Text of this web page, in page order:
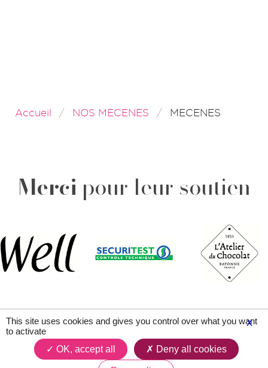
Accueil NOS MECENES MECENES
Merci pour leur soutien
Plan du site Contacts Légal & crédits
X
This site uses cookies and gives you control over what you want
to activate
OK, accept all
Deny all cookies